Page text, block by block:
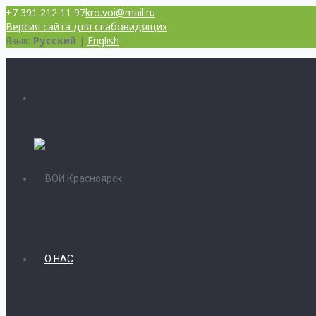
+7 391 212 11 97kro.voi@mail.ru
Версия сайта для слабовидящих
Язык: Русский | English
О НАС